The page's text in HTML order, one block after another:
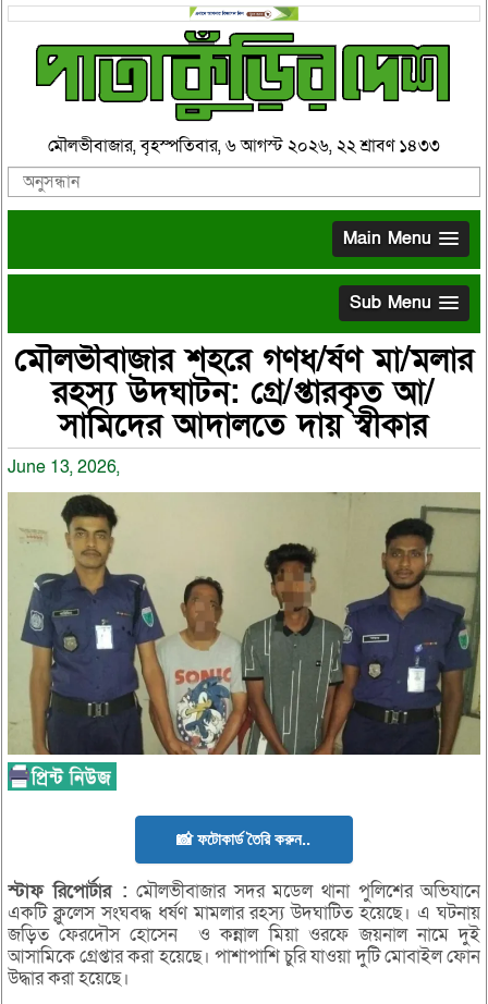
মৌলভীবাজার, বৃহস্পতিবার, ৬ আগস্ট ২০২৬, ২২ শ্রাবণ ১৪৩৩
Main Menu
Sub Menu
মৌলভীবাজার শহরে গণধ/র্ষণ মা/মলার
রহস্য উদঘাটন: গ্রে/প্তারকৃত আ/
সামিদের আদালতে দায় স্বীকার
June 13, 2026,
📸 ফটোকার্ড তৈরি করুন..
স্টাফরিপোর্টার : মৌলভীবাজার সদর মডেল থানা পুলিশের অভিযানে
একটি ক্লুলেস সংঘবদ্ধ ধর্ষণ মামলার রহস্য উদঘাটিত হয়েছে। এ ঘটনায়
জড়িত ফেরদৌস হোসেন ও কন্নাল মিয়া ওরফে জয়নাল নামে দুই
আসামিকে গ্রেপ্তার করা হয়েছে। পাশাপাশি চুরি যাওয়া দুটি মোবাইল ফোন
উদ্ধার করা হয়েছে।